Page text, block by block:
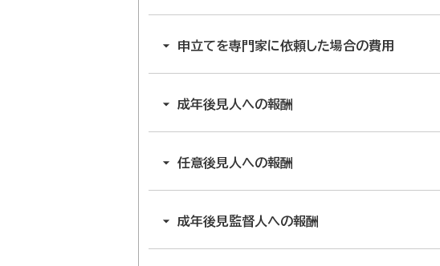
申立てを専門家に依頼した場合の費用
成年後見人への報酬
任意後見人への報酬
成年後見監督人への報酬